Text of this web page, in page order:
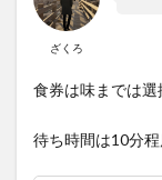
ざくろ
食券は味までは選
待ち時間は10分程